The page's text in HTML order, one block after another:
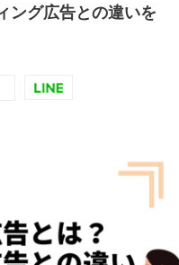
ング広告との違いを